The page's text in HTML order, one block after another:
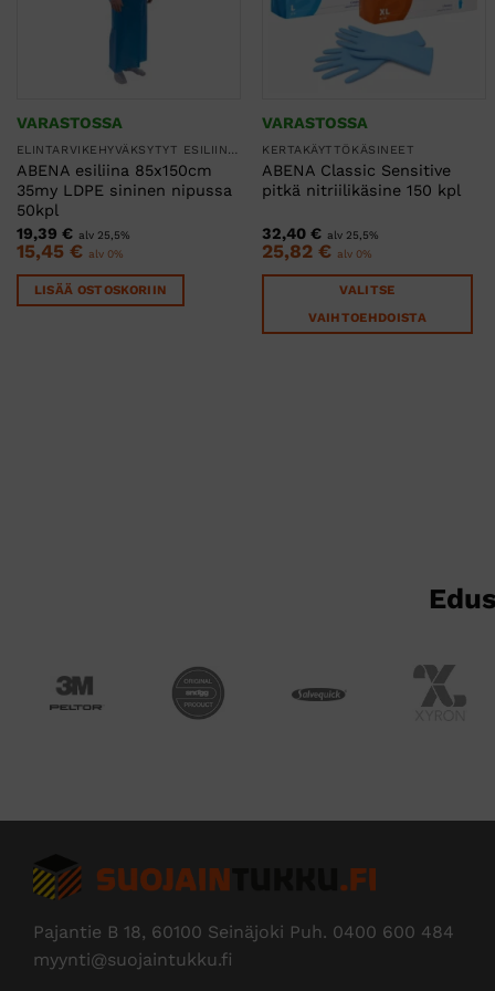
VARASTOSSA
ELINTARVIKEHYVÄKSYTYT ESILIINAT
ABENA esiliina 85x150cm
35my LDPE sininen nipussa
50kpl
19,39 € alv 25,5%
15,45 € alv 0%
LISÄÄ OSTOSKORIIN
VARASTOSSA
KERTAKÄYTTÖKÄSINEET
ABENA Classic Sensitive
pitkä nitriilikäsine 150 kpl
32,40€ alv 25,5%
25,82€ alv 0%
VALITSE
VAIHTOEHDOISTA
Pajantie B 18, 60100 Seinäjoki Puh. 0400 600 484
myynti@suojaintukku.fi